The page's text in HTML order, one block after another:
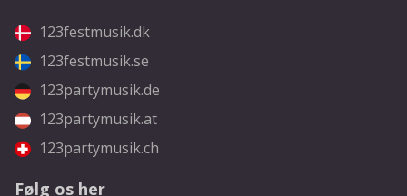
123festmusik.dk
123festmusik.se
123partymusik.de
123partymusik.at
123partymusik.ch
Følg os her